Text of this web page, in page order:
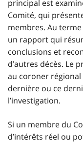
principal est
Comité, qui
membres. Au
un rapport qui
conclusions et
d’autres décès. Le
au coroner régional
dernière ou ce
l’investigation.
Si un membre du
d’intérêts réel ou